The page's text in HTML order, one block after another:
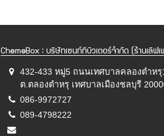
ChemeBox : บริษัทเซนท์ทิบิวเตอร์จำกัด (ร้านเลิฟ
432-433 หมู่5 ถนนเทศบาลคลองตำหรุ
ต.ตลองตำหรุ เทศบาลเมืองชลบุรี
086-9972727
089-4798222